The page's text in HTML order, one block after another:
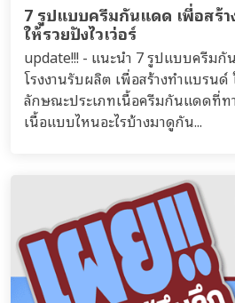
7 รูปแบบครีมกันแดด เพื่อสร้
ให้รวยปังไวเว่อร์
update!!! - แนะนำ 7 รูปแบบครีม
โรงงานรับผลิต เพื่อสร้างทำแบรนด์
ลักษณะประเภทเนื้อครีมกันแดดที่ทา
เนื้อแบบไหนอะไรบ้างมาดูกัน...